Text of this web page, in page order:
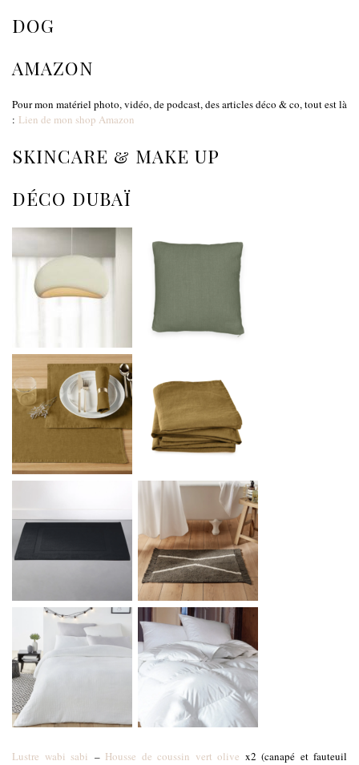
DOG
AMAZON
Pour mon matériel photo, vidéo, de podcast, des articles déco & co, tout est là
: Lien de mon shop Amazon
SKINCARE & MAKE UP
DÉCO DUBAÏ
Lustre wabi sabi – Housse de coussin vert olive x2 (canapé et fauteuil